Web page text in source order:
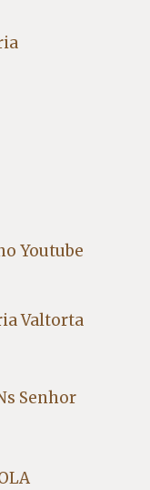
Youtube
Valtorta
Senhor